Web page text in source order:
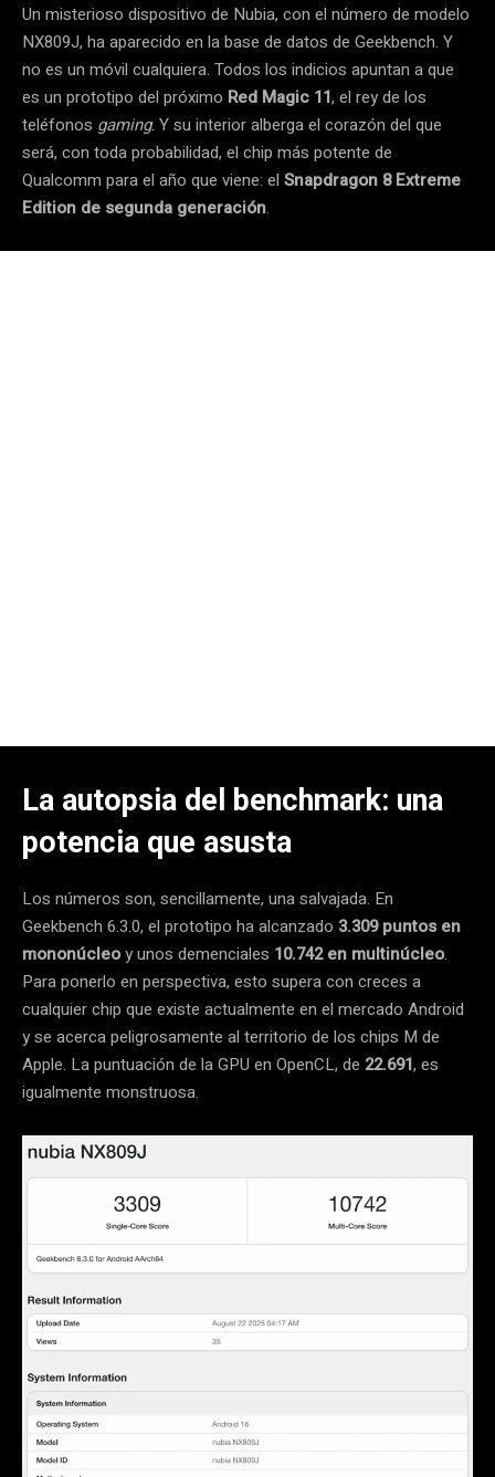
Un misterioso dispositivo de Nubia, con el número de modelo
NX809J, ha aparecido en la base de datos de Geekbench. Y
no es un móvil cualquiera. Todos los indicios apuntan a que
es un prototipo del próximo Red Magic 11, el rey de los
teléfonos gaming. Y su interior alberga el corazón del que
será, con toda probabilidad, el chip más potente de
Qualcomm para el año que viene: el Snapdragon 8 Extreme
Edition de segunda generación.
La autopsia del benchmark: una
potencia que asusta
Los números son, sencillamente, una salvajada. En
Geekbench 6.3.0, el prototipo ha alcanzado 3.309 puntos en
mononúcleoy unos demenciales 10.742 en multinúcleo.
Para ponerlo en perspectiva, esto supera con creces a
cualquier chip que existe actualmente en el mercado Android
y se acerca peligrosamente al territorio de los chips M de
Apple. La puntuación de la GPU en OpenCL, de 22.691, es
igualmente monstruosa.